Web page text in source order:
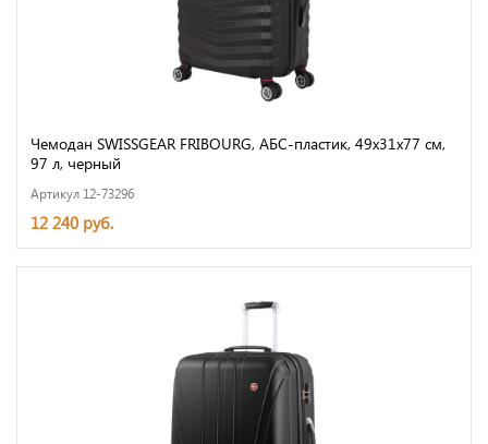
Чемодан SWISSGEAR FRIBOURG, АБС-пластик, 49x31x77 см,
97 л, черный
Артикул 12-73296
12 240 руб.